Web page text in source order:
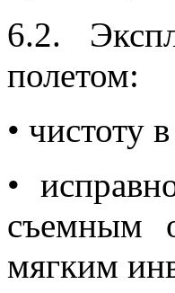
6.2.
полетом:
• чистоту
•
съемным
мягким